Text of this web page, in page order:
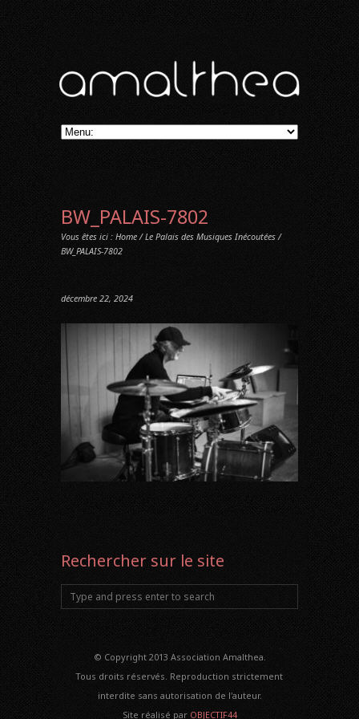
BW_PALAIS-7802
Vous êtes ici : Home/Le Palais des Musiques Inécoutées/
BW_PALAIS-7802
décembre 22, 2024
Rechercher sur le site
© Copyright 2013 Association Amalthea.
Tous droits réservés. Reproduction strictement
interdite sans autorisation de l'auteur.
Site réalisé par OBJECTIF44